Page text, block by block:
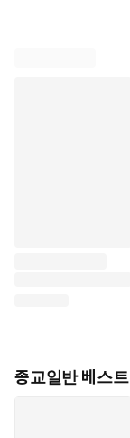
종교일반 베스트